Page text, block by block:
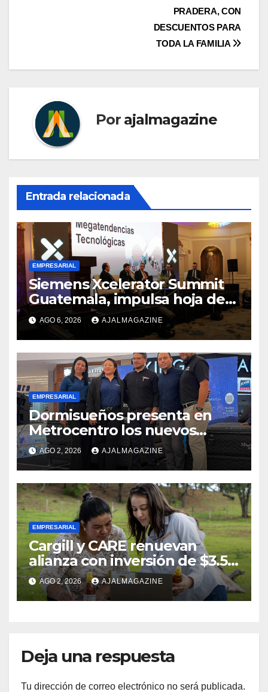
PRADERA, CON
DESCUENTOS PARA
TODA LA FAMILIA
Por ajalmagazine
Entrada relacionada
EMPRESARIAL
Siemens Xcelerator Summit
Guatemala, impulsa hoja de
ruta para acelerar la
competitividad del país
AGO 6, 2026 AJALMAGAZINE
EMPRESARIAL
Dormisueños presenta en
Metrocentro los nuevos
modelos Muna Care de
Comfort Life: Innovación y
calidad en descanso
AGO 2, 2026 AJALMAGAZINE
EMPRESARIAL
Cargill y CARE renuevan
alianza con inversión de $3.5
millones para el desarrollo de
mujeres rurales en
Centroamérica
AGO 2, 2026 AJALMAGAZINE
Deja una respuesta
Tu dirección de correo electrónico no será publicada.